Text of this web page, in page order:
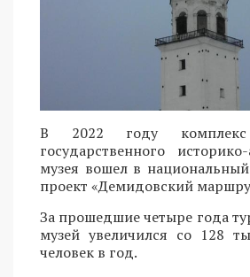
В 2022 году комплекс
государственного историко-
музея вошел в
проект «Демидовский
За прошедшие четыре года
музей увеличился со 128
человек в год.